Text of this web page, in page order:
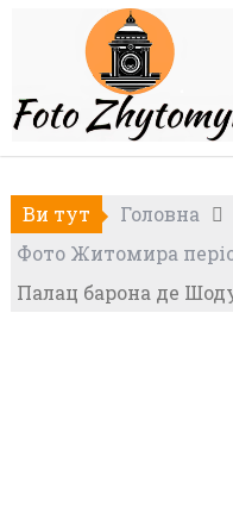
Ви тут
Головна
Фото Житомира
Палац барона де